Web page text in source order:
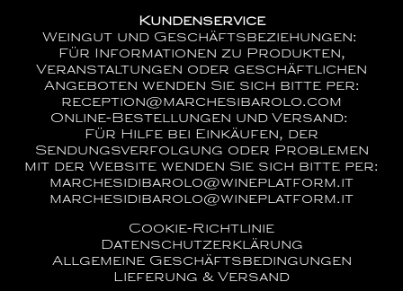
Kundenservice
Weingut und Geschäftsbeziehungen:
Für Informationen zu Produkten,
Veranstaltungen oder geschäftlichen
Angeboten wenden Sie sich bitte per:
reception@marchesibarolo.com
Online-Bestellungen und Versand:
Für Hilfe bei Einkäufen, der
Sendungsverfolgung oder Problemen
mit der Website wenden Sie sich bitte per:
marchesidibarolo@wineplatform.it
marchesidibarolo@wineplatform.it
Cookie-Richtlinie
Datenschutzerklärung
Allgemeine Geschäftsbedingungen
Lieferung & Versand